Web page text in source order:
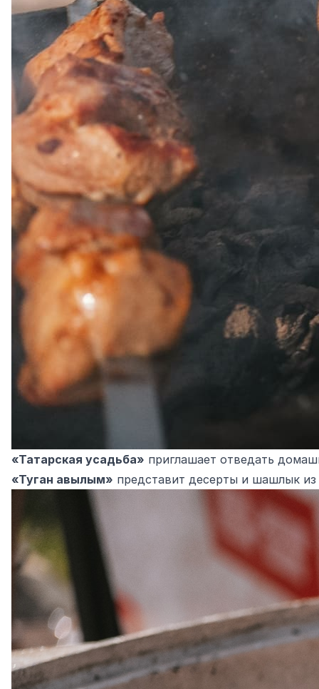
«Татарская усадьба» приглашает отведать
«Туган авылым» представит десерты и шашлык